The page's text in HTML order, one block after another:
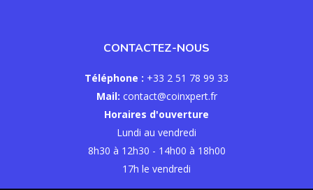
CONTACTEZ-NOUS
Téléphone : +33 2 51 78 99 33
Mail: contact@coinxpert.fr
Horaires d'ouverture
Lundi au vendredi
8h30 à 12h30 - 14h00 à 18h00
17h le vendredi